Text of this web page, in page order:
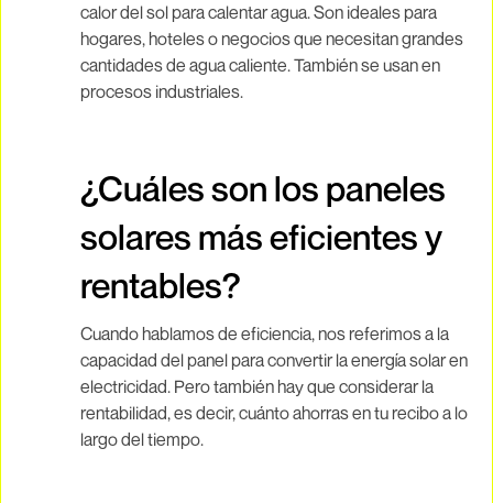
calor del sol para calentar agua. Son ideales para
hogares, hoteles o negocios que necesitan grandes
cantidades de agua caliente. También se usan en
procesos industriales.
¿Cuáles son los paneles
solares más eficientes y
rentables?
Cuando hablamos de eficiencia, nos referimos a la
capacidad del panel para convertir la energía solar en
electricidad. Pero también hay que considerar la
rentabilidad, es decir, cuánto ahorras en tu recibo a lo
largo del tiempo.